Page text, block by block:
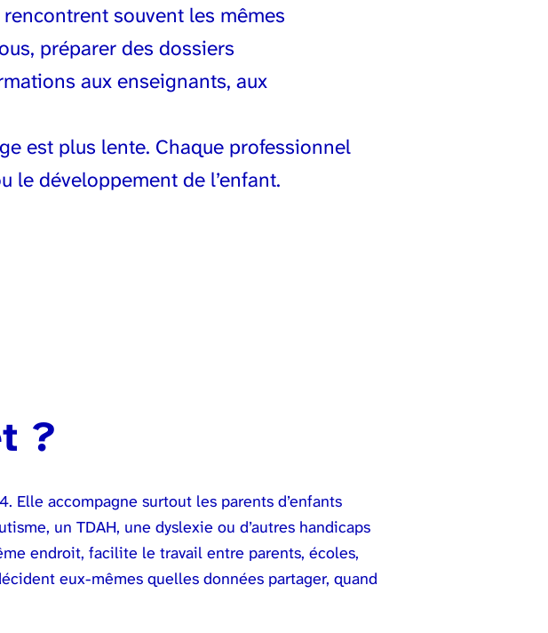
souvent les mêmes
préparer des dossiers
aux enseignants, aux
est plus lente. Chaque professionnel
le développement de l’enfant.
?
Elle accompagne surtout les parents d’enfants
un TDAH, une dyslexie ou d’autres handicaps
endroit, facilite le travail entre parents, écoles,
eux-mêmes quelles données partager, quand